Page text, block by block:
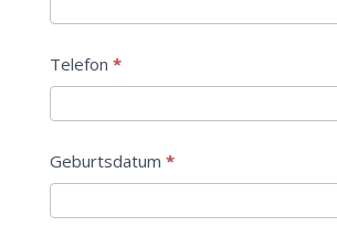
Telefon *
Geburtsdatum *